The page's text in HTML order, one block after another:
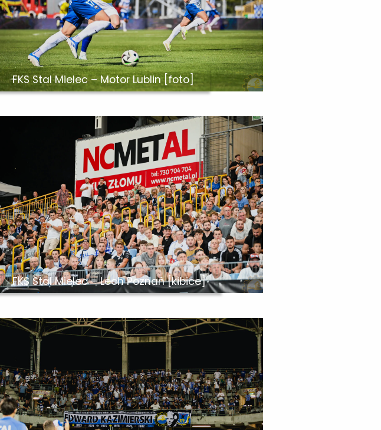
FKS Stal Mielec – Motor Lublin [foto]
FKS Stal Mielec – Lech Poznań [kibice]